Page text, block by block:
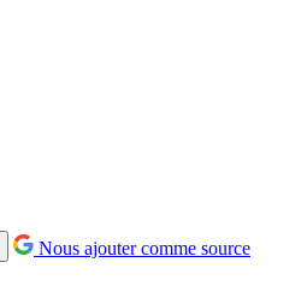
Nous ajouter comme source